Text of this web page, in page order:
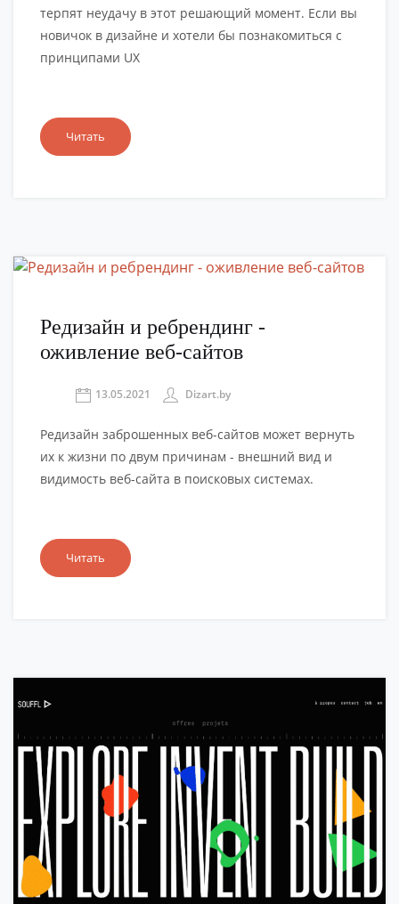
терпят неудачу в этот решающий момент. Если вы
новичок в дизайне и хотели бы познакомиться с
принципами UX
Читать
Редизайн и ребрендинг -
оживление веб-сайтов
13.05.2021 Dizart.by
Редизайн заброшенных веб-сайтов может вернуть
их к жизни по двум причинам - внешний вид и
видимость веб-сайта в поисковых системах.
Читать